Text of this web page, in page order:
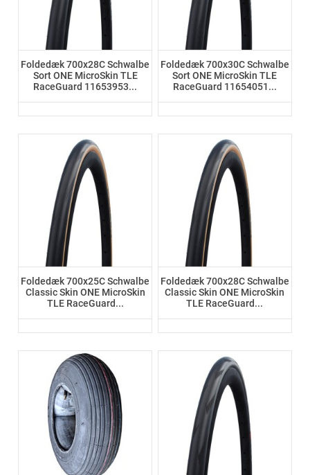
Foldedæk 700x28C Schwalbe
Sort ONE MicroSkin TLE
RaceGuard 11653953...
Foldedæk 700x30C Schwalbe
Sort ONE MicroSkin TLE
RaceGuard 11654051...
Foldedæk 700x25C Schwalbe
Classic Skin ONE MicroSkin
TLE RaceGuard...
Foldedæk 700x28C Schwalbe
Classic Skin ONE MicroSkin
TLE RaceGuard...